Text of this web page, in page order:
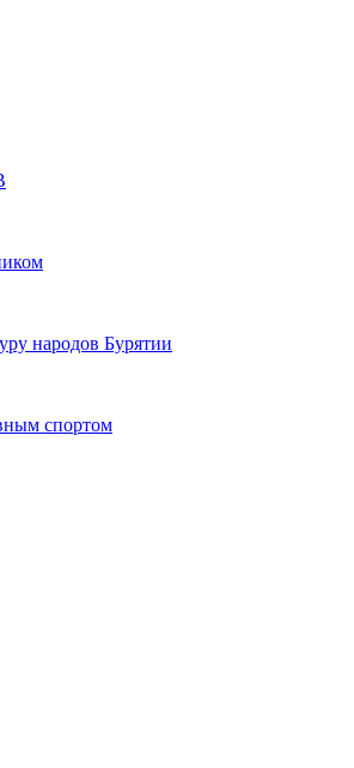
народов Бурятии
спортом